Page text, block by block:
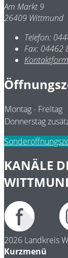
Am Markt 9
26409 Wittmund
Telefon:
Fax: 04462
Montag - Freitag
Donnerstag
KANÄLE
2026 Landkreis
Kurzmenü